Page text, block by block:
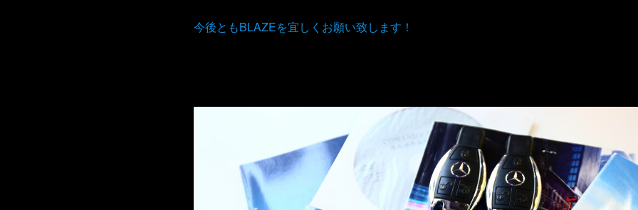
今後ともBLAZEを宜しくお願い致します！